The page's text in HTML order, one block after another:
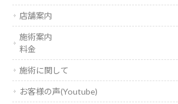
店舗案内
施術案内
料金
施術に関して
お客様の声(Youtube)